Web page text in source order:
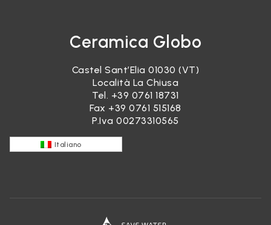
Ceramica Globo
Castel Sant’Elia 01030 (VT)
Località La Chiusa
Tel. +39 0761 18731
Fax +39 0761 515168
P.Iva 00273310565
Italiano